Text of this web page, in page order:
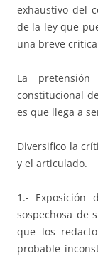
exhaustivo del
de la ley que
una breve
La
constitucional
es que llega a
Diversifico la
y el articulado.
1.- Exposición
sospechosa de
que los
probable